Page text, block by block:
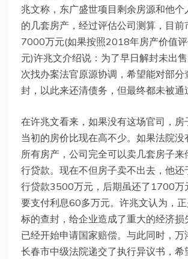
兆文称，东广盛世项目剩余房源和他个
的几套房产，经过评估公司测算，目前
7000万元(如果按照2018年房产价值
元)许兆文介绍说：为了早日解封未出
次找办案法官原源协调，希望能对部分
封，以此来还清债务，但最终都未被通
在许兆文看来，如果没有这场官司，房
当初的房价比现在高不少。如果法院没
所有房产，公司完全可以卖几套房子来
行贷款。现在不但房子卖不出去，他
行贷款3500万元，后期虽还了1700万
要支付利息60多万元。许兆文认为，
标的查封，给企业造成了重大的经济损
已经开始申请国家赔偿。与此同时，万
长春市中级法院递交了执行异议书，希